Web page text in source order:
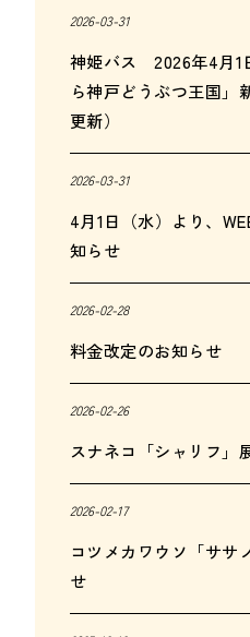
2026-03-31
神姫バス 2026年4月1
ら神戸どうぶつ王国」
更新）
2026-03-31
4月1日（水）より、
知らせ
2026-02-28
料金改定のお知らせ
2026-02-26
スナネコ「シャリフ」
2026-02-17
コツメカワウソ「ササ
せ